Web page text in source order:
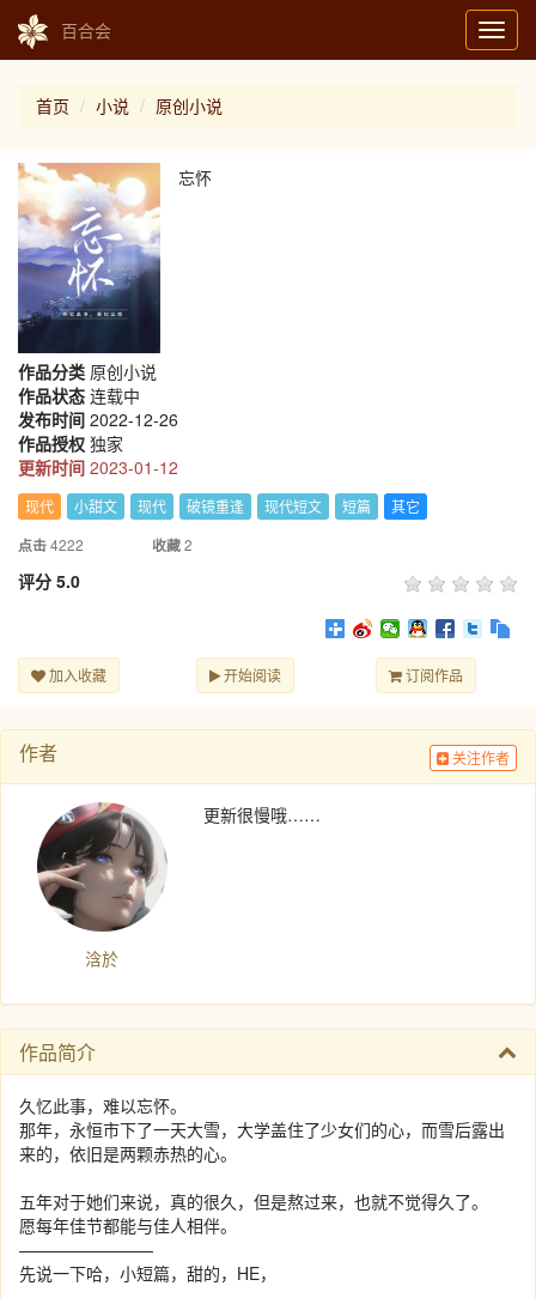
百合会
首页 小说 原创小说
忘怀
作品分类 原创小说
作品状态 连载中
发布时间 2022-12-26
作品授权 独家
更新时间 2023-01-12
现代 小甜文 现代 破镜重逢 现代短文 短篇
其它
点击4222 收藏2
评分 5.0
加入收藏 开始阅读 订阅作品
作者 关注作者
浛於
更新很慢哦……
作品简介
久忆此事，难以忘怀。
那年，永恒市下了一天大雪，大学盖住了少女们的心，而雪后露出
来的，依旧是两颗赤热的心。
五年对于她们来说，真的很久，但是熬过来，也就不觉得久了。
愿每年佳节都能与佳人相伴。
————————
先说一下哈，小短篇，甜的，HE，